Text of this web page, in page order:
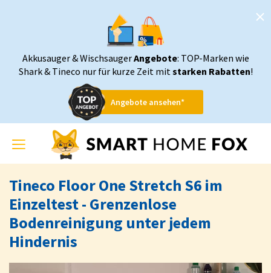
Akkusauger & WischsaugerAngebote: TOP-Marken wie
Shark & Tineco nur für kurze Zeit mitstarken Rabatten!
Angebote ansehen*
Toggle
navigation
Tineco Floor One Stretch S6 im
Einzeltest - Grenzenlose
Bodenreinigung unter jedem
Hindernis